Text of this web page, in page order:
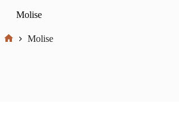
Molise
Molise